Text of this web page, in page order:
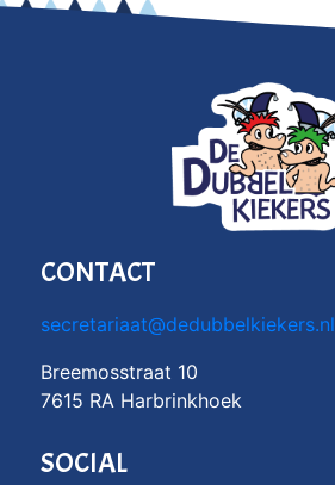
CONTACT
secretariaat@dedubbelkiekers.nl
Breemosstraat 10
7615 RA Harbrinkhoek
SOCIAL